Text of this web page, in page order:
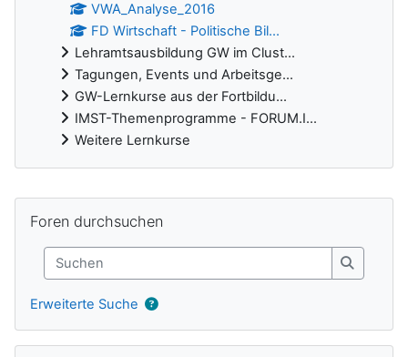
VWA_Analyse_2016
FD Wirtschaft - Politische Bil...
Lehramtsausbildung GW im Clust...
Tagungen, Events und Arbeitsge...
GW-Lernkurse aus der Fortbildu...
IMST-Themenprogramme - FORUM.I...
Weitere Lernkurse
Foren durchsuchen
Suchen
Suchen
Erweiterte Suche